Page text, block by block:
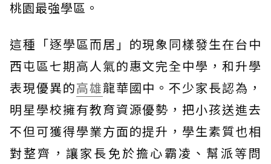
桃園最強學區。
這種「逐學區而居」的現象同樣發生在台中
西屯區七期高人氣的惠文完全中學，和升學
表現優異的高雄龍華國中。不少家長認為，
明星學校擁有教育資源優勢，把小孩送進去
不但可獲得學業方面的提升，學生素質也相
對整齊，讓家長免於擔心霸凌、幫派等問